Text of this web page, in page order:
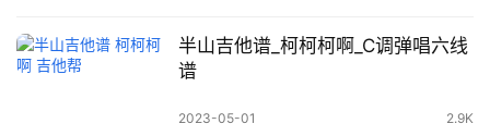
半山吉他谱_柯柯柯啊_C调弹唱六线
谱
2023-05-01 2.9K